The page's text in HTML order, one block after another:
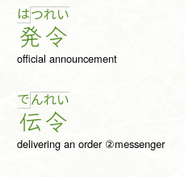
はつ
発
れい
令
official announcement
でん
伝
れい
令
delivering an order ②messenger